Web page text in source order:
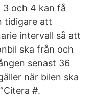
och 4 kan få
tidigare att
intervall så att
ska från och
senast 36
när bilen ska
#.